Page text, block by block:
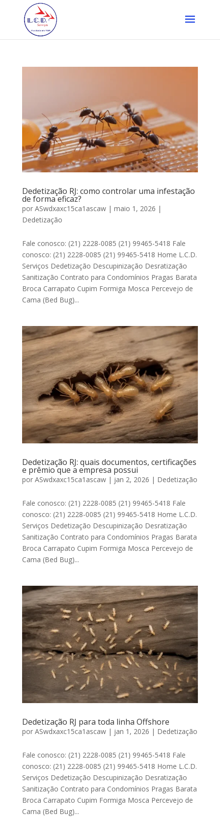
Dedetização RJ: como controlar uma infestação
de forma eficaz?
por ASwdxaxc15ca1ascaw| maio 1, 2026 |
Dedetização
Fale conosco: (21) 2228-0085 (21) 99465-5418 Fale
conosco: (21) 2228-0085 (21) 99465-5418 Home L.C.D.
Serviços Dedetização Descupinização Desratização
Sanitização Contrato para Condomínios Pragas Barata
Broca Carrapato Cupim Formiga Mosca Percevejo de
Cama (Bed Bug)...
Dedetização RJ: quais documentos, certificações
e prêmio que a empresa possui
por ASwdxaxc15ca1ascaw| jan 2, 2026 | Dedetização
Fale conosco: (21) 2228-0085 (21) 99465-5418 Fale
conosco: (21) 2228-0085 (21) 99465-5418 Home L.C.D.
Serviços Dedetização Descupinização Desratização
Sanitização Contrato para Condomínios Pragas Barata
Broca Carrapato Cupim Formiga Mosca Percevejo de
Cama (Bed Bug)...
Dedetização RJ para toda linha Offshore
por ASwdxaxc15ca1ascaw| jan 1, 2026 | Dedetização
Fale conosco: (21) 2228-0085 (21) 99465-5418 Fale
conosco: (21) 2228-0085 (21) 99465-5418 Home L.C.D.
Serviços Dedetização Descupinização Desratização
Sanitização Contrato para Condomínios Pragas Barata
Broca Carrapato Cupim Formiga Mosca Percevejo de
Cama (Bed Bug)...